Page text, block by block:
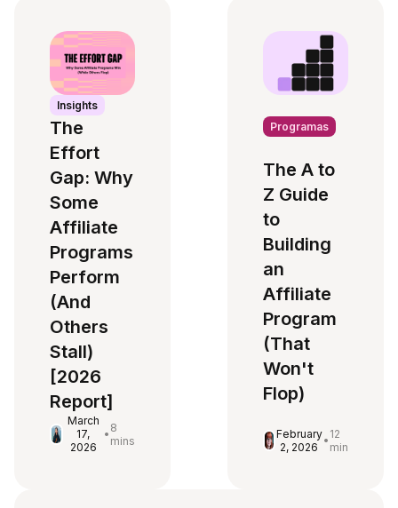
Insights
The
Effort
Gap: Why
Some
Affiliate
Programs
Perform
(And
Others
Stall)
[2026
Report]
March
17,
2026
• 8
mins
Programas
The A to
Z Guide
to
Building
an
Affiliate
Program
(That
Won't
Flop)
February
2, 2026 • 12
min